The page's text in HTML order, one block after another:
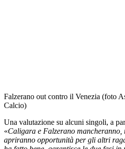
Falzerano out contro il Venezia (foto
Calcio)
Una valutazione su alcuni singoli, a
«Caligara e Falzerano mancheranno,
apriranno opportunità per gli altri